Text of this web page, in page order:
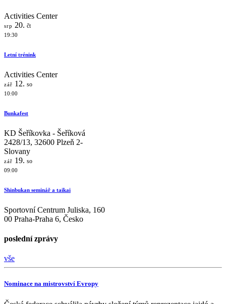
Activities Center
srp 20. čt
19:30
Letní trénink
Activities Center
zář 12. so
10:00
Bunkafest
KD Šeříkovka - Šeříková
2428/13, 32600 Plzeň 2-
Slovany
zář 19. so
09:00
Shinbukan seminář a taikai
Sportovní Centrum Juliska, 160
00 Praha-Praha 6, Česko
poslední zprávy
vše
Nominace na mistrovství Evropy